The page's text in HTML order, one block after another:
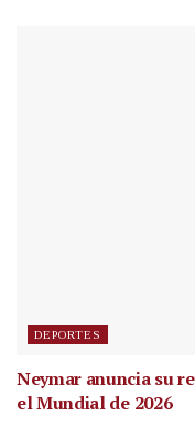
DEPORTES
Neymar anuncia su
el Mundial de 2026